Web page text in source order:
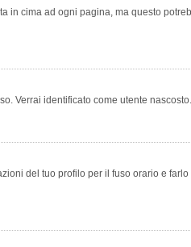
in cima ad ogni pagina, ma questo
Verrai identificato come utente nascosto.
del tuo profilo per il fuso orario e